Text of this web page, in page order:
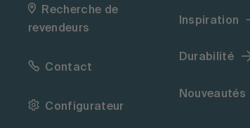
Recherche de
revendeurs
Contact
Configurateur
Inspiration
Durabilité
Nouveautés